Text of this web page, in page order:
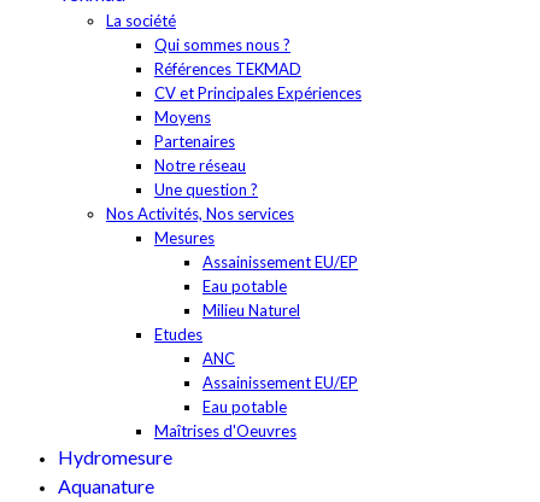
La société
Qui sommes nous ?
Références TEKMAD
CV et Principales Expériences
Moyens
Partenaires
Notre réseau
Une question ?
Nos Activités, Nos services
Mesures
Assainissement EU/EP
Eau potable
Milieu Naturel
Etudes
ANC
Assainissement EU/EP
Eau potable
Maîtrises d'Oeuvres
Hydromesure
Aquanature